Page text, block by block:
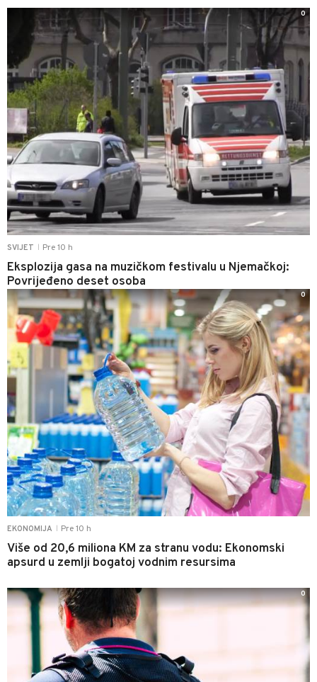
SVIJET Pre 10 h
Eksplozija gasa na muzičkom festivalu u Njemačkoj:
Povrijeđeno deset osoba
0
EKONOMIJA Pre 10 h
Više od 20,6 miliona KM za stranu vodu: Ekonomski
apsurd u zemlji bogatoj vodnim resursima
0
0